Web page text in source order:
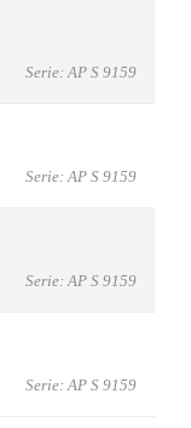
Serie: AP S 9159
Serie: AP S 9159
Serie: AP S 9159
Serie: AP S 9159